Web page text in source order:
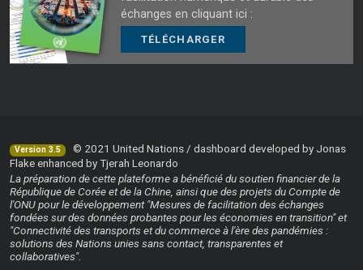
échanges en cliquant ici :
TÉLÉCHARGER
Version 3.5
© 2021 United Nations / dashboard developed by Jonas
Flake enhanced by Tjerah Leonardo
La préparation de cette plateforme a bénéficié du soutien financier de la
République de Corée et de la Chine, ainsi que des projets du Compte de
l'ONU pour le développement "Mesures de facilitation des échanges
fondées sur des données probantes pour les économies en transition" et
"Connectivité des transports et du commerce à l'ère des pandémies :
solutions des Nations unies sans contact, transparentes et
collaboratives".